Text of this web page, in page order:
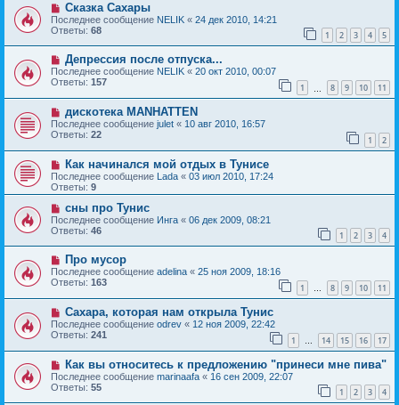
Сказка Сахары
Последнее сообщение NELIK « 24 дек 2010, 14:21
Ответы: 68 1 2 3 4 5
Депрессия после отпуска...
Последнее сообщение NELIK « 20 окт 2010, 00:07
Ответы: 157 1 8 9 10 11
дискотека MANHATTEN
Последнее сообщение julet « 10 авг 2010, 16:57
Ответы: 22 1 2
Как начинался мой отдых в Тунисе
Последнее сообщение Lada « 03 июл 2010, 17:24
Ответы: 9
сны про Тунис
Последнее сообщение Инга « 06 дек 2009, 08:21
Ответы: 46 1 2 3 4
Про мусор
Последнее сообщение adelina « 25 ноя 2009, 18:16
Ответы: 163 1 … 8 9 10 11
Сахара, которая нам открыла Тунис
Последнее сообщение odrev « 12 ноя 2009, 22:42
Ответы: 241 1 … 14 15 16 17
Как вы относитесь к предложению "принеси мне пива"
Последнее сообщение marinaafa « 16 сен 2009, 22:07
Ответы: 55 1 2 3 4